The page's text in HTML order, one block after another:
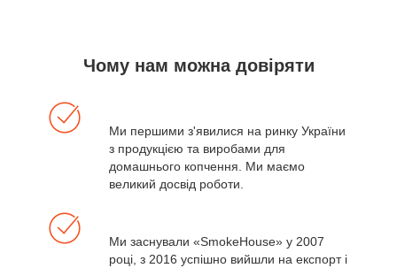
Чому нам можна довіряти
Ми першими з'явилися на ринку України
з продукцією та виробами для
домашнього копчення. Ми маємо
великий досвід роботи.
Ми заснували «SmokeHouse» у 2007
році, з 2016 успішно вийшли на експорт і